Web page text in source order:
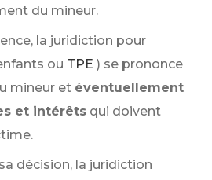
du mineur.
la juridiction pour
ou TPE ) se prononce
mineur et éventuellement
et intérêts qui doivent
décision, la juridiction